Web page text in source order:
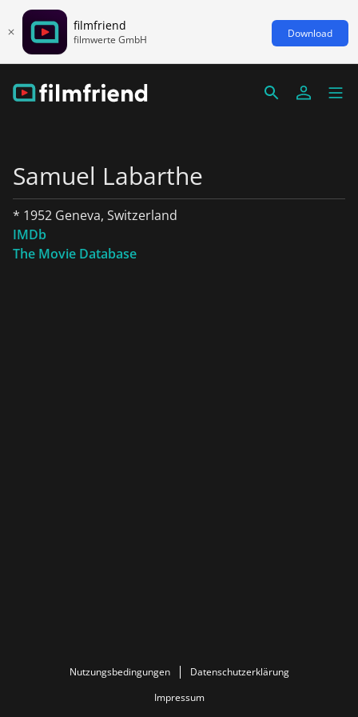
filmfriend
filmwerte GmbH Download
Samuel Labarthe
* 1952 Geneva, Switzerland
IMDb
The Movie Database
Nutzungsbedingungen
Datenschutzerklärung
Impressum